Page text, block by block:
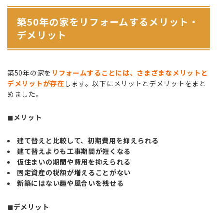
築50年の家をリフォームするメリット・
デメリット
築50年の家を リフォームすることには、さまざまなメリットと
デメリットが存在 します。以下にメリットとデメリットをまと
めました。
◼︎メリット
建て替えと比較して、初期費用を抑えられる
建て替えよりも工事期間が短くなる
仮住まいの期間や費用を抑えられる
固定資産の税額が増えることがない
新築にはない趣や風合いを残せる
◼︎デメリット